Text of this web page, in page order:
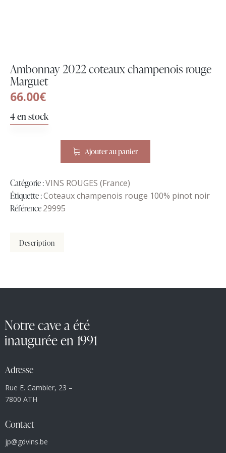
Ambonnay 2022 coteaux champenois rouge
Marguet
66.00€
4 en stock
Ajouter au panier
Catégorie :VINS ROUGES (France)
Étiquette :Coteaux champenois rouge 100% pinot noir
Référence29995
Description
Notre cave a été
inaugurée en 1991
Adresse
Rue E. Cambier, 23 –
7800 ATH
Contact
jp@gdvins.be